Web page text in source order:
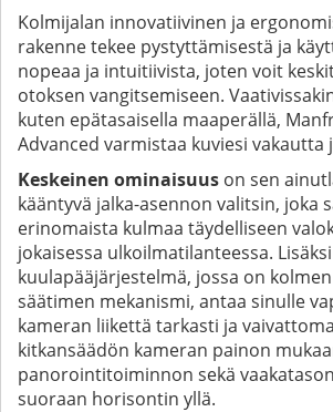
Kolmijalan innovatiivinen ja
rakenne tekee pystyttämisestä ja
nopeaa ja intuitiivista, joten voit
otoksen vangitsemiseen.
kuten epätasaisella maaperällä,
Advanced varmistaa kuviesi vakautta
Keskeinen ominaisuus on sen
kääntyvä jalka-asennon valitsin, joka
erinomaista kulmaa täydelliseen
jokaisessa ulkoilmatilanteessa.
kuulapääjärjestelmä, jossa on
säätimen mekanismi, antaa sinulle
kameran liikettä tarkasti ja
kitkansäädön kameran painon
panorointitoiminnon sekä
suoraan horisontin yllä.